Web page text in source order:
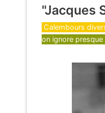
"Jacques
Catégories
Calembours
on ignore